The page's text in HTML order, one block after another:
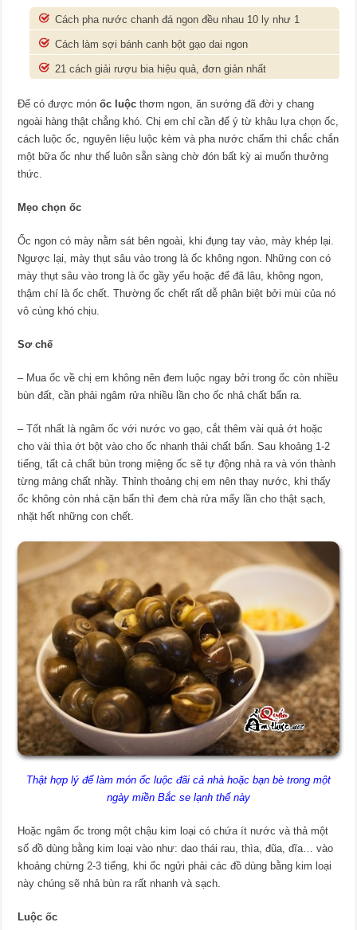
Cách pha nước chanh đá ngon đều nhau 10 ly như 1
Cách làm sợi bánh canh bột gạo dai ngon
21 cách giải rượu bia hiệu quả, đơn giản nhất
Để có được mónốc luộc thơm ngon, ăn sướng đã đời y chang
ngoài hàng thật chẳng khó. Chị em chỉ cần để ý từ khâu lựa chọn ốc,
cách luộc ốc, nguyên liệu luộc kèm và pha nước chấm thì chắc chắn
một bữa ốc như thế luôn sẵn sàng chờ đón bất kỳ ai muốn thưởng
thức.
Mẹo chọn ốc
Ốc ngon có mày nằm sát bên ngoài, khi đụng tay vào, mày khép lại.
Ngược lại, mày thụt sâu vào trong là ốc không ngon. Những con có
mày thụt sâu vào trong là ốc gầy yếu hoặc để đã lâu, không ngon,
thậm chí là ốc chết. Thường ốc chết rất dễ phân biệt bởi mùi của nó
vô cùng khó chịu.
Sơ chế
– Mua ốc về chị em không nên đem luộc ngay bởi trong ốc còn nhiều
bùn đất, cần phải ngâm rửa nhiều lần cho ốc nhả chất bẩn ra.
– Tốt nhất là ngâm ốc với nước vo gạo, cắt thêm vài quả ớt hoặc
cho vài thìa ớt bột vào cho ốc nhanh thải chất bẩn. Sau khoảng 1-2
tiếng, tất cả chất bùn trong miệng ốc sẽ tự động nhả ra và vón thành
từng mảng chất nhầy. Thỉnh thoảng chị em nên thay nước, khi thấy
ốc không còn nhả cặn bẩn thì đem chà rửa mấy lần cho thật sạch,
nhặt hết những con chết.
Thật hợp lý để làm món ốc luộc đãi cả nhà hoặc bạn bè trong một
ngày miền Bắc se lạnh thế này
Hoặc ngâm ốc trong một chậu kim loại có chứa ít nước và thả một
số đồ dùng bằng kim loại vào như: dao thái rau, thìa, đũa, dĩa… vào
khoảng chừng 2-3 tiếng, khi ốc ngửi phải các đồ dùng bằng kim loại
này chúng sẽ nhả bùn ra rất nhanh và sạch.
Luộc ốc